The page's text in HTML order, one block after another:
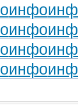
инфо
инфо
инфо
инфо